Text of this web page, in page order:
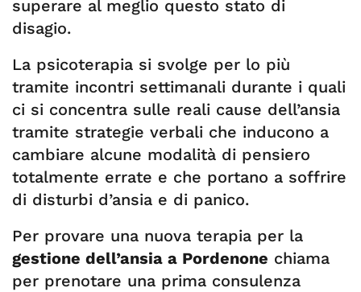
superare al meglio questo stato di
disagio.
La psicoterapia si svolge per lo più
tramite incontri settimanali durante i quali
ci si concentra sulle reali cause dell’ansia
tramite strategie verbali che inducono a
cambiare alcune modalità di pensiero
totalmente errate e che portano a soffrire
di disturbi d’ansia e di panico.
Per provare una nuova terapia per la
gestione dell’ansia a Pordenone chiama
per prenotare una prima consulenza